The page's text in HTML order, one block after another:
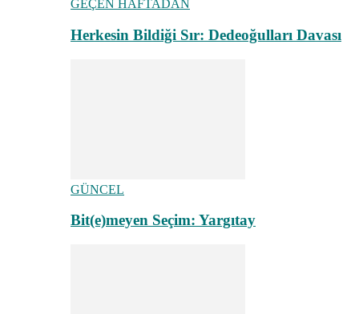
GEÇEN HAFTADAN
Herkesin Bildiği Sır: Dedeoğulları Davası
GÜNCEL
Bit(e)meyen Seçim: Yargıtay